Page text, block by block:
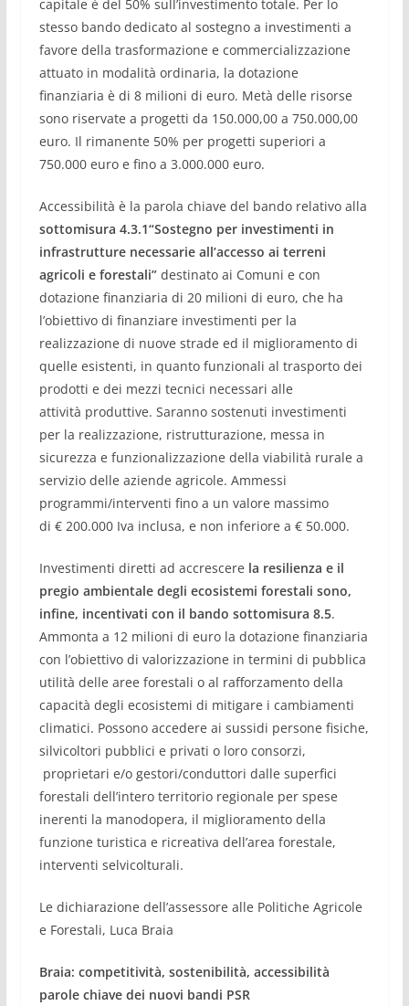
capitale è del 50% sull ’investimento totale. Per lo
stesso bando dedicato al sostegno a investimenti a
favore della trasformazione e commercializzazione
attuato in modalità ordinaria, la dotazione
finanziaria è di 8 milioni di euro. Metà delle risorse
sono riservate a progetti da 150.000,00 a 750.000,00
euro. Il rimanente 50% per progetti superiori a
750.000 euro e fino a 3.000.000 euro.
Accessibilità è la parola chiave del bando relativo alla
sottomisura 4.3.1“Sostegno per investimenti in
infrastrutture necessarie all’accesso ai terreni
agricoli e forestali”destinato ai Comuni e con
dotazione finanziaria di 20 milioni di euro, che ha
l’obiettivo di finanziare investimenti per la
realizzazione di nuove strade ed il miglioramento di
quelle esistenti, in quanto funzionali al trasporto dei
prodotti e dei mezzi tecnici necessari alle
attività produttive. Saranno sostenuti investimenti
per la realizzazione, ristrutturazione, messa in
sicurezza e funzionalizzazione della viabilità rurale a
servizio delle aziende agricole. Ammessi
programmi/interventi fino a un valore massimo
di € 200.000 Iva inclusa, e non inferiore a € 50.000.
Investimenti diretti ad accrescere la resilienza e il
pregio ambientale degli ecosistemi forestali sono,
infine, incentivati con il bando sottomisura 8.5.
Ammonta a 12 milioni di euro la dotazione finanziaria
con l’obiettivo di valorizzazione in termini di pubblica
utilità delle aree forestali o al rafforzamento della
capacità degli ecosistemi di mitigare i cambiamenti
climatici. Possono accedere ai sussidi persone fisiche,
silvicoltori pubblici e privati o loro consorzi,
proprietari e/o gestori/conduttori dalle superfici
forestali dell’intero territorio regionale per spese
inerenti la manodopera, il miglioramento della
funzione turistica e ricreativa dell’area forestale,
interventi selvicolturali.
Le dichiarazione dell’assessore alle Politiche Agricole
e Forestali, Luca Braia
Braia: competitività, sostenibilità, accessibilità
parole chiave dei nuovi bandi PSR